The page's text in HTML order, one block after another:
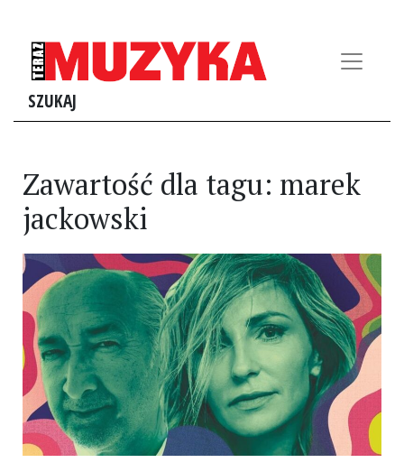
SZUKAJ
Zawartość dla tagu: marek
jackowski